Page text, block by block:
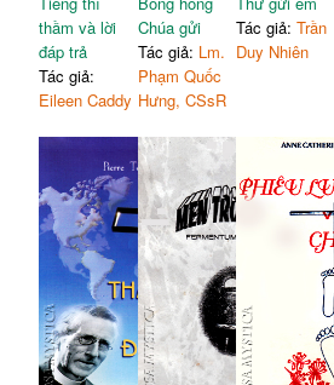
thầm và lời
đáp trả
Tác giả:
Eileen Caddy
Chúa gửi
Tác giả: Lm.
Phạm Quốc
Hưng, CSsR
Tác giả:Trần
Duy Nhiên